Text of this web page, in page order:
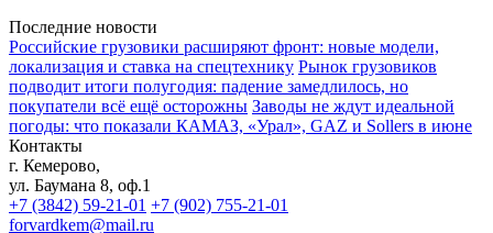
Последние новости
Российские грузовики расширяют фронт: новые модели,
локализация и ставка на спецтехнику Рынок грузовиков
подводит итоги полугодия: падение замедлилось, но
покупатели всё ещё осторожны Заводы не ждут идеальной
погоды: что показали КАМАЗ, «Урал», GAZ и Sollers в июне
Контакты
г. Кемерово,
ул. Баумана 8, оф.1
+7 (3842) 59-21-01 +7 (902) 755-21-01
forvardkem@mail.ru